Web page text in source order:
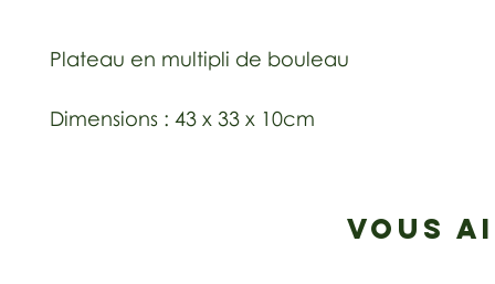
Plateau en multipli de bouleau
Dimensions : 43 x 33 x 10cm
VOUS